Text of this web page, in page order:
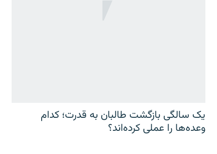
یک سالگی بازگشت طالبان به قدرت؛ کدام
وعده‌ها را عملی کرده‌اند؟